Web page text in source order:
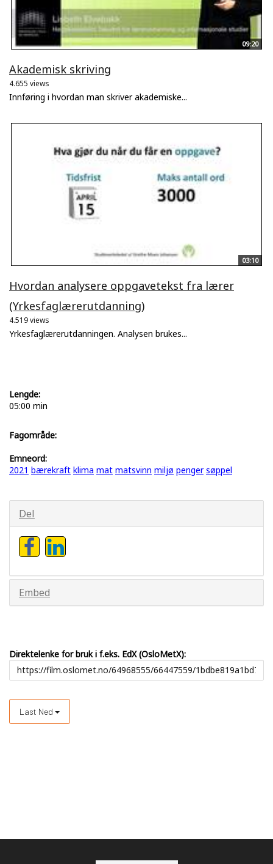
09:20
Akademisk skriving
4.655 views
Innføring i hvordan man skriver akademiske...
03:10
Hvordan analysere oppgavetekst fra lærer
(Yrkesfaglærerutdanning)
4.519 views
Yrkesfaglærerutdanningen. Analysen brukes...
Lengde:
05:00 min
Fagområde:
Emneord:
2021 bærekraft klima mat matsvinn miljø penger søppel
Del
Embed
Direktelenke for bruk i f.eks. EdX (OsloMetX):
Last Ned